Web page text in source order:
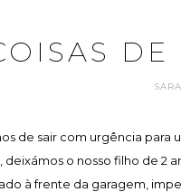
de sair com urgência
deixámos o nosso filho de 2
à frente da garagem,